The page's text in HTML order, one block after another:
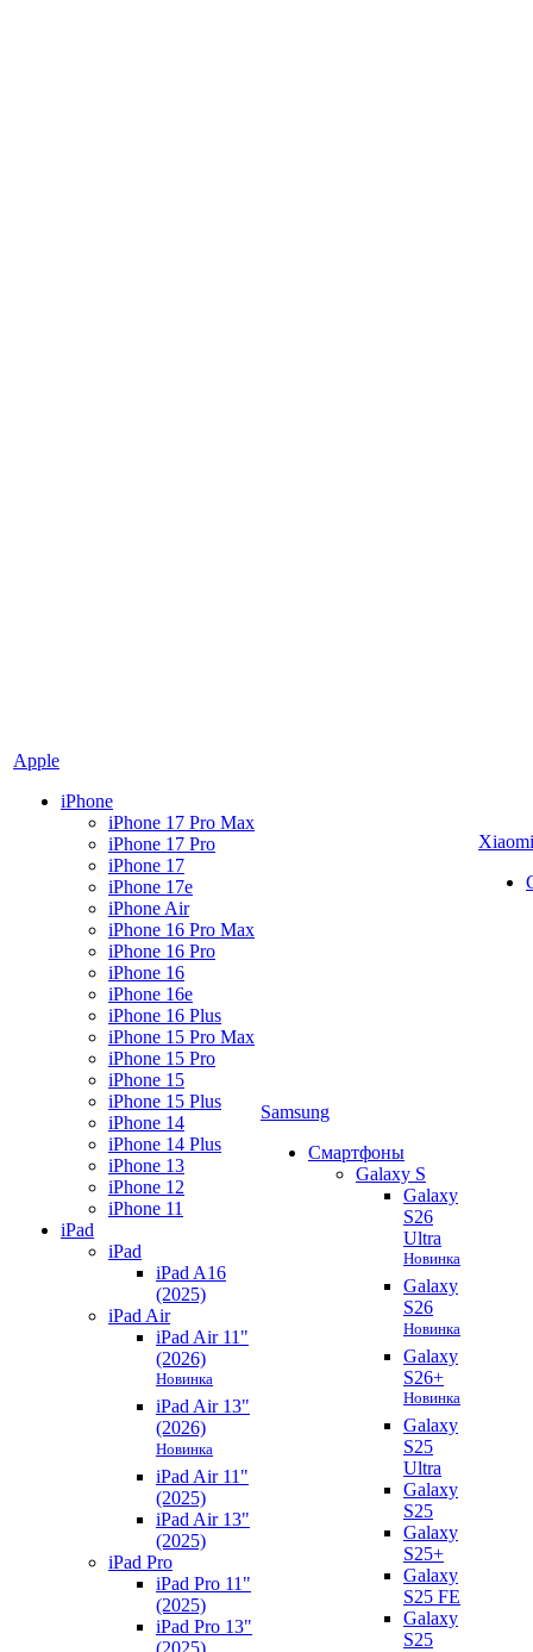
Apple
iPhone
iPhone 17 Pro Max
iPhone 17 Pro
iPhone 17
iPhone 17e
iPhone Air
iPhone 16 Pro Max
iPhone 16 Pro
iPhone 16
iPhone 16e
iPhone 16 Plus
iPhone 15 Pro Max
iPhone 15 Pro
iPhone 15
iPhone 15 Plus
iPhone 14
iPhone 14 Plus
iPhone 13
iPhone 12
iPhone 11
iPad
iPad
iPad A16
(2025)
iPad Air
iPad Air 11"
(2026)
Новинка
iPad Air 13"
(2026)
Новинка
iPad Air 11"
(2025)
iPad Air 13"
(2025)
iPad Pro
iPad Pro 11"
(2025)
iPad Pro 13"
(2025)
Samsung
Смартфоны
Galaxy S
Galaxy
S26
Ultra
Новинка
Galaxy
S26
Новинка
Galaxy
S26+
Новинка
Galaxy
S25
Ultra
Galaxy
S25
Galaxy
S25+
Galaxy
S25 FE
Galaxy
S25
Xiaomi